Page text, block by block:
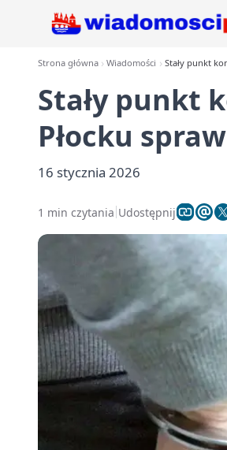
Strona główna Wiadomości Stały punkt
Stały punkt
Płocku
16 stycznia 2026
1 min czytania Udostępnij